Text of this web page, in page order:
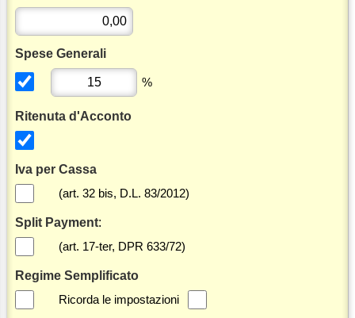
Spese Generali
%
Ritenuta d'Acconto
Iva per Cassa
(art. 32 bis, D.L. 83/2012)
Split Payment:
(art. 17-ter, DPR 633/72)
Regime Semplificato
Ricorda le impostazioni